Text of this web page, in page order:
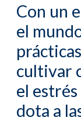
Con un
el
cultivar
el
dota a